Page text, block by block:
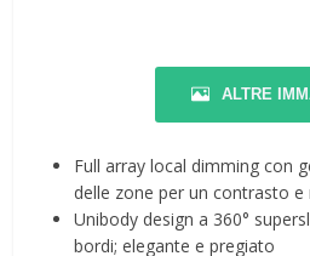
ALTRE
Full array local dimming con
delle zone per un contrasto e
Unibody design a 360°
bordi; elegante e pregiato